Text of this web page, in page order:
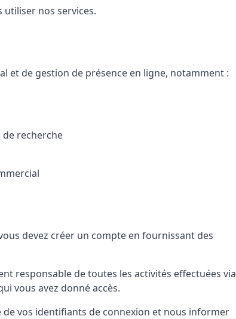
utiliser nos services.
et de gestion de présence en ligne, notamment :
recherche
devez créer un compte en fournissant des
responsable de toutes les activités effectuées via
vous avez donné accès.
vos identifiants de connexion et nous informer